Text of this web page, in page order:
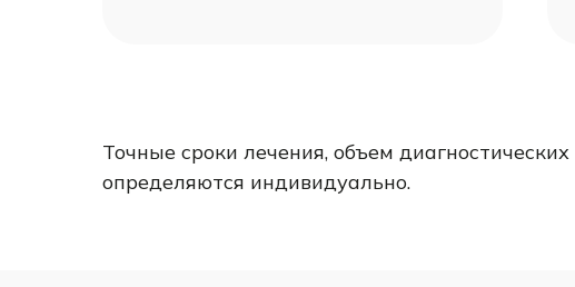
Точные сроки лечения, объем
определяются индивидуально.